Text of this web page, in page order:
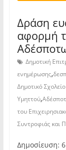
Δράση
αφορμή
Δημοτική
ενημέρωσης,
Δημοτικό
Υμηττού,
του
Συντροφιάς και
Δημοσίευση: